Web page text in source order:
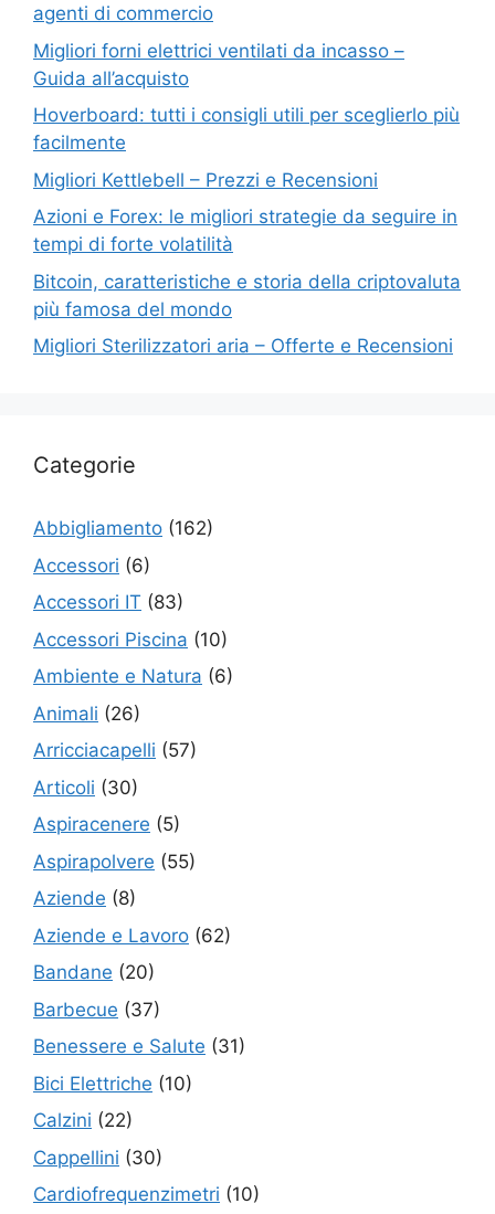
agenti di commercio
Migliori forni elettrici ventilati da incasso –
Guida all’acquisto
Hoverboard: tutti i consigli utili per sceglierlo più
facilmente
Migliori Kettlebell – Prezzi e Recensioni
Azioni e Forex: le migliori strategie da seguire in
tempi di forte volatilità
Bitcoin, caratteristiche e storia della criptovaluta
più famosa del mondo
Migliori Sterilizzatori aria – Offerte e Recensioni
Categorie
Abbigliamento (162)
Accessori (6)
Accessori IT (83)
Accessori Piscina (10)
Ambiente e Natura (6)
Animali (26)
Arricciacapelli (57)
Articoli (30)
Aspiracenere (5)
Aspirapolvere (55)
Aziende (8)
Aziende e Lavoro (62)
Bandane (20)
Barbecue (37)
Benessere e Salute (31)
Bici Elettriche (10)
Calzini (22)
Cappellini (30)
Cardiofrequenzimetri (10)